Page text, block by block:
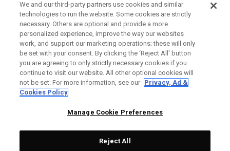
UNTERNEHMENSPROFIL
RECHTLICHES-
We and our third-party partners use cookies and similar
technologies to run the website. Some cookies are strictly
necessary. Others are optional and provide a more
personalized experience, improve the way our websites
work, and support our marketing operations; these will only
be set with your consent. By clicking the ‘Reject All' button
you are agreeing to only strictly necessary cookies if you
continue to visit our website. All other optional cookies will
not be set. For more information, see our Privacy, Ad &
Cookies Policy
Manage Cookie Preferences
Reject All